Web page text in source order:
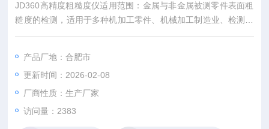
JD360高精度粗糙度仪适用范围：金属与非金属被测零件表面粗
糙度的检测，适用于多种机加工零件、机械加工制造业、检测、
商检等部门，尤其适用于大型工件及生产流水线的现场检验，以
可测量工件范围：平面、外圆面、锥面、内孔、沟槽、曲面 等其
他异型面（配适用传感器）
产品厂地：合肥市
更新时间：2026-02-08
厂商性质：生产厂家
访问量：2383